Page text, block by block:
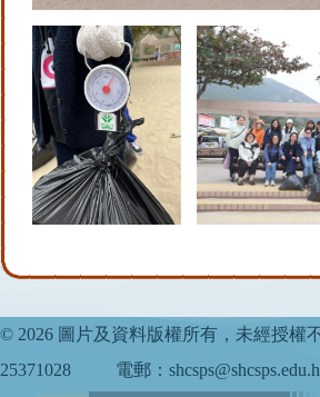
© 2026 圖片及資料版權所有，未經授權
25371028
電郵：